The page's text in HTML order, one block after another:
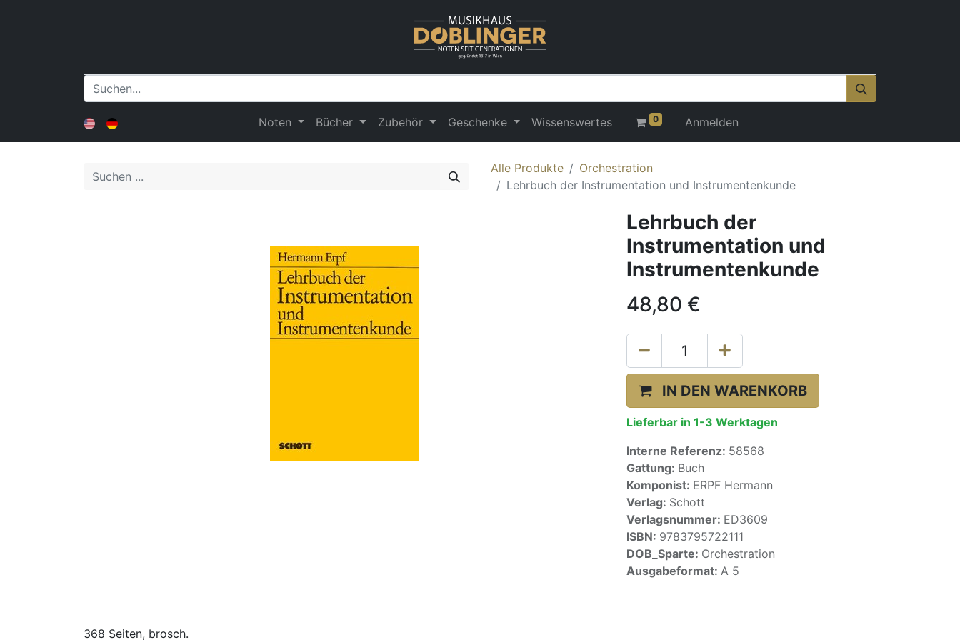
Noten Bücher Zubehör Geschenke Wissenswertes 0 Anmelden
Alle Produkte
Orchestration
Lehrbuch der Instrumentation und Instrumentenkunde
Lehrbuch der
Instrumentation und
Instrumentenkunde
48,80 €
IN DEN WARENKORB
Lieferbar in 1-3 Werktagen
Interne Referenz: 58568
Gattung: Buch
Komponist: ERPF Hermann
Verlag: Schott
Verlagsnummer: ED3609
ISBN: 9783795722111
DOB_Sparte: Orchestration
Ausgabeformat: A 5
368 Seiten, brosch.